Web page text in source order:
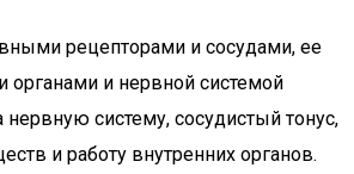
рецепторами и сосудами, ее
органами и нервной системой
нервную систему, сосудистый тонус,
и работу внутренних органов.